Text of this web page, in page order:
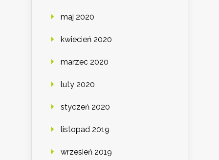
maj 2020
kwiecień 2020
marzec 2020
luty 2020
styczeń 2020
listopad 2019
wrzesień 2019